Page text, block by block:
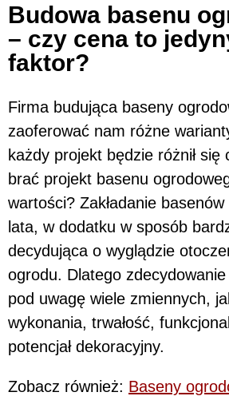
Budowa basenu
– czy cena to
faktor?
Firma budująca baseny
zaoferować nam różne
każdy projekt będzie różnił się
brać projekt basenu
wartości? Zakładanie
lata, w dodatku w sposób
decydująca o wyglądzie
ogrodu. Dlatego
pod uwagę wiele zmiennych,
wykonania, trwałość,
potencjał dekoracyjny.
Zobacz również: Baseny